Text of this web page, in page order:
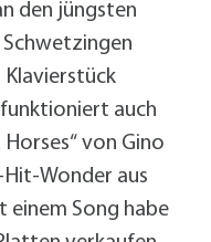
den jüngsten
Klavierstück
funktioniert auch
von Gino
Hit-Wonder aus
einem Song habe